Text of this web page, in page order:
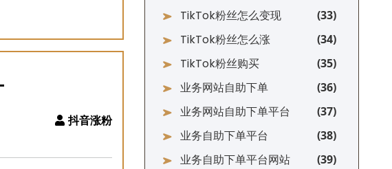
TikTok粉丝怎么变现
TikTok粉丝怎么涨
TikTok粉丝购买
业务网站自助下单
业务网站自助下单平台
业务自助下单平台
业务自助下单平台网站